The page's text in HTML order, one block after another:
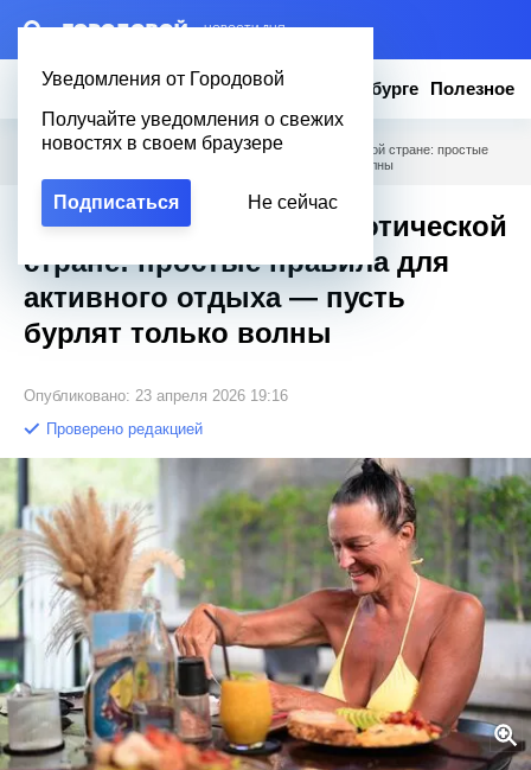
– НОВОСТИ ДНЯ
Уведомления от Городовой
Получайте уведомления о свежих
новостях в своем браузере
Подписаться Не сейчас
Новости Эксклюзив Вопросы о Петербурге Полезное
Городовой Полезное / Как не отравиться в экзотической стране: простые
правила для активного отдыха — пусть бурлят только волны
Как не отравиться в экзотической
стране: простые правила для
активного отдыха — пусть
бурлят только волны
Опубликовано: 23 апреля 2026 19:16
Проверено редакцией